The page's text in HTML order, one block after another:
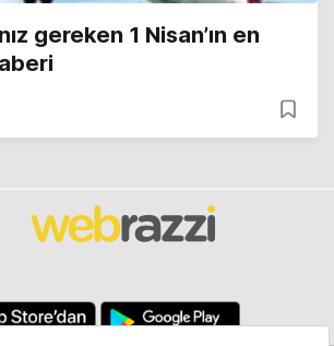
gereken 1 Nisan’ın en